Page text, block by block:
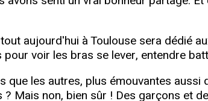
aujourd'hui à Toulouse sera dédié
voir les bras se lever, entendre
que les autres, plus émouvantes
Mais non, bien sûr ! Des garçons et